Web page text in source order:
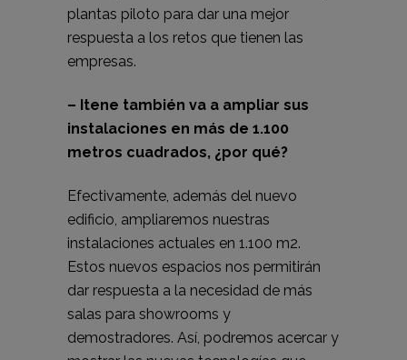
plantas piloto para dar una mejor
respuesta a los retos que tienen las
empresas.
– Itene también va a ampliar sus
instalaciones en más de 1.100
metros cuadrados, ¿por qué?
Efectivamente, además del nuevo
edificio, ampliaremos nuestras
instalaciones actuales en 1.100 m2.
Estos nuevos espacios nos permitirán
dar respuesta a la necesidad de más
salas para showrooms y
demostradores. Así, podremos acercar y